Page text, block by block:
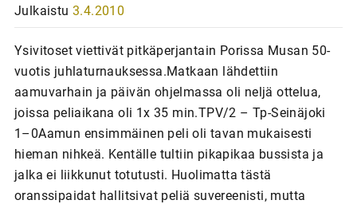
Julkaistu 3.4.2010
Ysivitoset viettivät pitkäperjantain Porissa Musan 50-
vuotis juhlaturnauksessa.Matkaan lähdettiin
aamuvarhain ja päivän ohjelmassa oli neljä ottelua,
joissa peliaikana oli 1x 35 min.TPV/2 – Tp-Seinäjoki
1–0Aamun ensimmäinen peli oli tavan mukaisesti
hieman nihkeä. Kentälle tultiin pikapikaa bussista ja
jalka ei liikkunut totutusti. Huolimatta tästä
oranssipaidat hallitsivat peliä suvereenisti, mutta